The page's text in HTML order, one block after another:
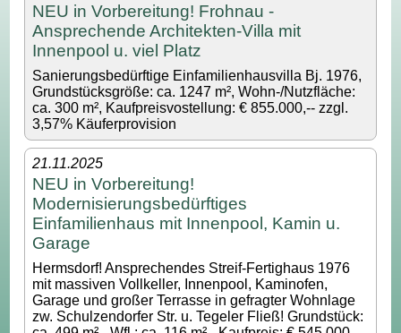
NEU in Vorbereitung! Frohnau -
Ansprechende Architekten-Villa mit
Innenpool u. viel Platz
Sanierungsbedürftige Einfamilienhausvilla Bj. 1976,
Grundstücksgröße: ca. 1247 m², Wohn-/Nutzfläche:
ca. 300 m², Kaufpreisvostellung: € 855.000,-- zzgl.
3,57% Käuferprovision
21.11.2025
NEU in Vorbereitung!
Modernisierungsbedürftiges
Einfamilienhaus mit Innenpool, Kamin u.
Garage
Hermsdorf! Ansprechendes Streif-Fertighaus 1976
mit massiven Vollkeller, Innenpool, Kaminofen,
Garage und großer Terrasse in gefragter Wohnlage
zw. Schulzendorfer Str. u. Tegeler Fließ! Grundstück: